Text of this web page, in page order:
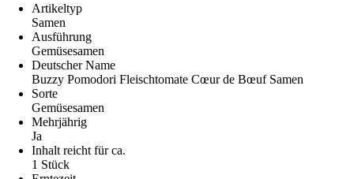
Artikeltyp
Samen
Ausführung
Gemüsesamen
Deutscher Name
Buzzy Pomodori Fleischtomate Cœur de Bœuf Samen
Sorte
Gemüsesamen
Mehrjährig
Ja
Inhalt reicht für ca.
1 Stück